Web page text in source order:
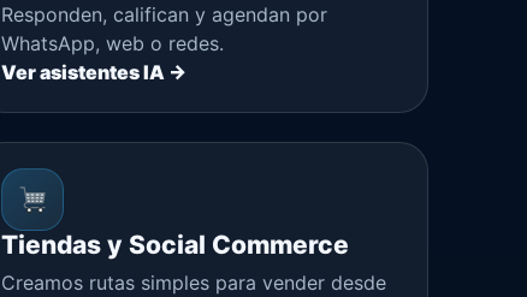
Responden, califican y agendan por
WhatsApp, web o redes.
Ver asistentes IA →
Tiendas y Social Commerce
Creamos rutas simples para vender desde